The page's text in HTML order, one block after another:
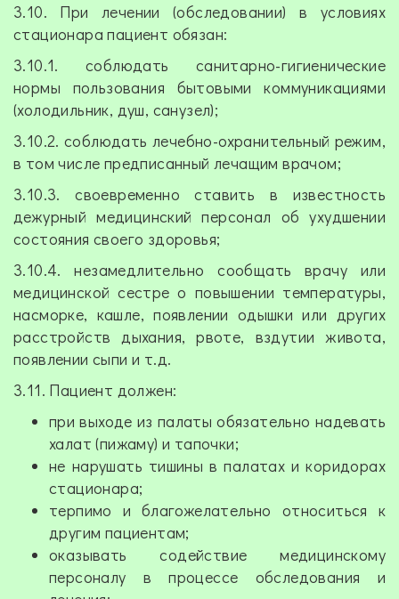
3.10. При лечении (обследовании) в условиях
стационара пациент обязан:
3.10.1. соблюдать санитарно-гигиенические
нормы пользования бытовыми коммуникациями
(холодильник, душ, санузел);
3.10.2. соблюдать лечебно-охранительный режим,
в том числе предписанный лечащим врачом;
3.10.3. своевременно ставить в известность
дежурный медицинский персонал об ухудшении
состояния своего здоровья;
3.10.4. незамедлительно сообщать врачу или
медицинской сестре о повышении температуры,
насморке, кашле, появлении одышки или других
расстройств дыхания, рвоте, вздутии живота,
появлении сыпи и т.д.
3.11. Пациент должен:
при выходе из палаты обязательно надевать
халат (пижаму) и тапочки;
не нарушать тишины в палатах и коридорах
стационара;
терпимо и благожелательно относиться к
другим пациентам;
оказывать содействие медицинскому
персоналу в процессе обследования и